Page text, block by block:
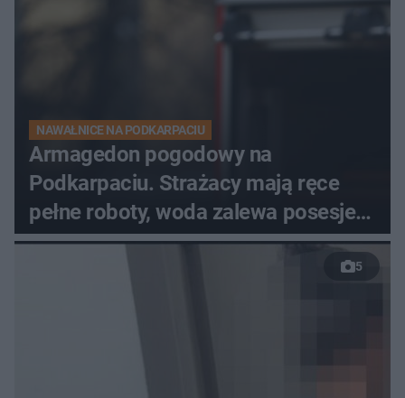
NAWAŁNICE NA PODKARPACIU
Armagedon pogodowy na
Podkarpaciu. Strażacy mają ręce
pełne roboty, woda zalewa posesje i
budynki
5